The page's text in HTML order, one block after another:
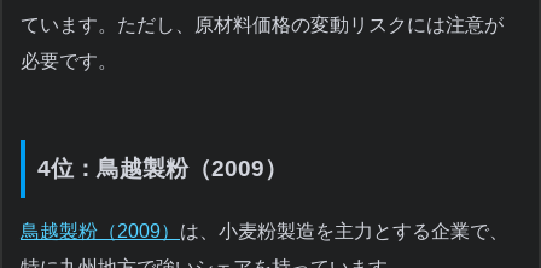
ています。ただし、原材料価格の変動リスクには注意が
必要です。
4位：鳥越製粉（2009）
鳥越製粉（2009） は、小麦粉製造を主力とする企業で、